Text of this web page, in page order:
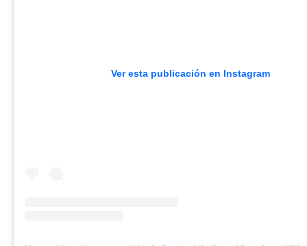
Ver esta publicación en Instagram